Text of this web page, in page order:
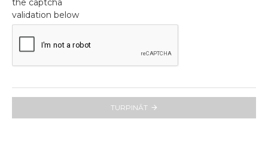
the captcha
validation below
TURPINĀT